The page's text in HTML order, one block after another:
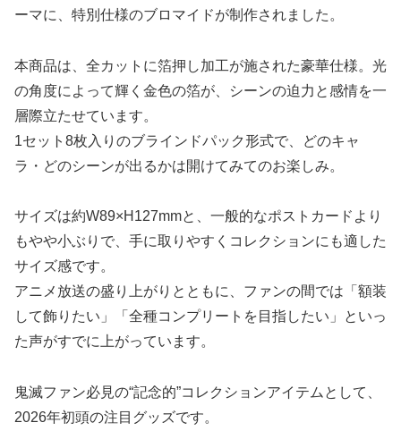
ーマに、特別仕様のブロマイドが制作されました。
本商品は、全カットに箔押し加工が施された豪華仕様。光
の角度によって輝く金色の箔が、シーンの迫力と感情を一
層際立たせています。
1セット8枚入りのブラインドパック形式で、どのキャ
ラ・どのシーンが出るかは開けてみてのお楽しみ。
サイズは約W89×H127mmと、一般的なポストカードより
もやや小ぶりで、手に取りやすくコレクションにも適した
サイズ感です。
アニメ放送の盛り上がりとともに、ファンの間では「額装
して飾りたい」「全種コンプリートを目指したい」といっ
た声がすでに上がっています。
鬼滅ファン必見の“記念的”コレクションアイテムとして、
2026年初頭の注目グッズです。